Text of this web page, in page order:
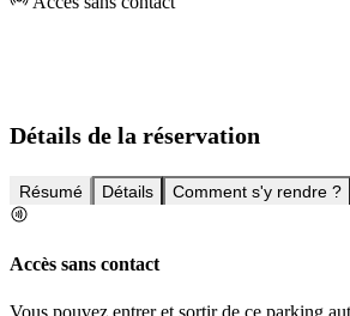
Détails de la réservation
Résumé Détails Comment s'y rendre ?
Accès sans contact
Vous pouvez entrer et sortir de ce parking